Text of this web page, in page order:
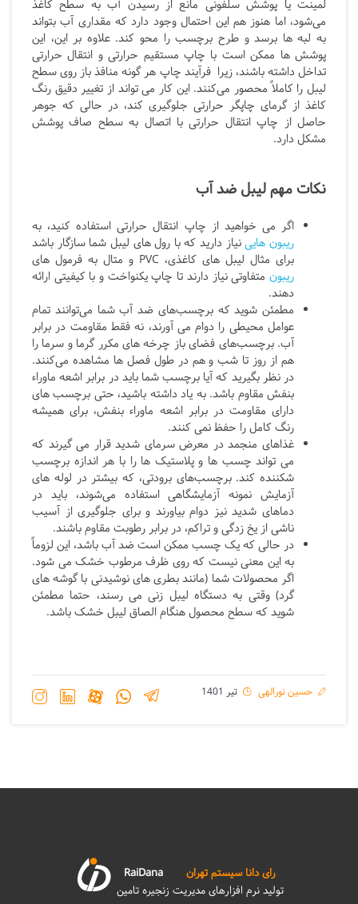
لمینت یا پوشش سلفونی مانع از رسیدن آب به سطح کاغذ
می‌شود، اما هنوز هم این احتمال وجود دارد که مقداری آب بتواند
به لبه ها برسد و طرح برچسب را محو کند. علاوه بر این، این
پوشش ها ممکن است با چاپ مستقیم حرارتی و انتقال حرارتی
تداخل داشته باشند، زیرا فرآیند چاپ هر گونه منافذ باز روی سطح
لیبل را کاملاً محصور می‌کنند. این کار می تواند از تغییر دقیق رنگ
کاغذ از گرمای چاپگر حرارتی جلوگیری کند، در حالی که جوهر
حاصل از چاپ انتقال حرارتی با اتصال به سطح صاف پوشش
مشکل دارد.
نکات مهم لیبل ضد آب
اگر می خواهید از چاپ انتقال حرارتی استفاده کنید، به
ریبون هایینیاز دارید که با رول های لیبل شما سازگار باشد
برای مثال لیبل های کاغذی، PVC و متال به فرمول های
ریبون متفاوتی نیاز دارند تا چاپ یکنواخت و با کیفیتی ارائه
دهند.
مطمئن شوید که برچسب‌های ضد آب شما می‌توانند تمام
عوامل محیطی را دوام می آورند، نه فقط مقاومت در برابر
آب. برچسب‌های فضای باز چرخه های مکرر گرما و سرما را
هم از روز تا شب و هم در طول فصل ها مشاهده می‌کنند.
در نظر بگیرید که آیا برچسب شما باید در برابر اشعه ماوراء
بنفش مقاوم باشد. به یاد داشته باشید، حتی برچسب های
دارای مقاومت در برابر اشعه ماوراء بنفش، برای همیشه
رنگ کامل را حفظ نمی کنند.
غذاهای منجمد در معرض سرمای شدید قرار می گیرند که
می تواند چسب ها و پلاستیک ها را با هر اندازه برچسب
شکننده کند. برچسب‌های برودتی، که بیشتر در لوله های
آزمایش نمونه آزمایشگاهی استفاده می‌شوند، باید در
دماهای شدید نیز دوام بیاورند و برای جلوگیری از آسیب
ناشی از یخ زدگی و تراکم، در برابر رطوبت مقاوم باشند.
در حالی که یک چسب ممکن است ضد آب باشد، این لزوماً
به این معنی نیست که روی ظرف مرطوب خشک می شود.
اگر محصولات شما (مانند بطری های نوشیدنی با گوشه های
گرد) وقتی به دستگاه لیبل زنی می رسند، حتما مطمئن
شوید که سطح محصول هنگام الصاق لیبل خشک باشد.
حسین نورالهی تیر 1401
رای دانا سیستم تهران
RaiDana
تولید نرم افزارهای مدیریت زنجیره تامین